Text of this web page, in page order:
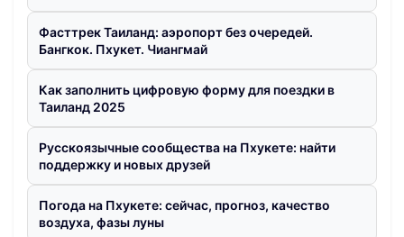
Фасттрек Таиланд: аэропорт без очередей.
Бангкок. Пхукет. Чиангмай
Как заполнить цифровую форму для поездки в
Таиланд 2025
Русскоязычные сообщества на Пхукете: найти
поддержку и новых друзей
Погода на Пхукете: сейчас, прогноз, качество
воздуха, фазы луны